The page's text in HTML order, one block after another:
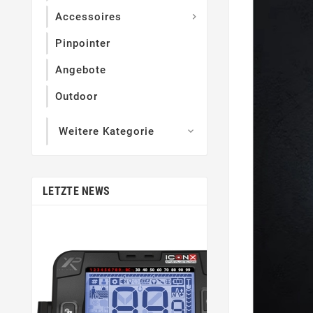
Accessoires 
Pinpointer
Angebote
Outdoor
Weitere Kategorie 
LETZTE NEWS